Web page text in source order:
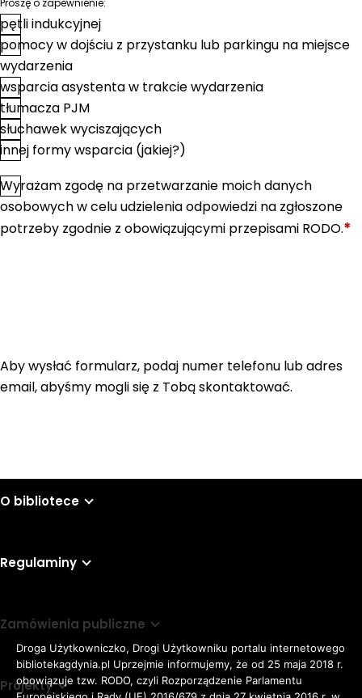
Proszę o zapewnienie:
pętli indukcyjnej
pomocy w dojściu z przystanku lub parkingu na miejsce
wydarzenia
wsparcia asystenta w trakcie wydarzenia
tłumacza PJM
słuchawek wyciszających
innej formy wsparcia (jakiej?)
Zgoda*
Wyrażam zgodę na przetwarzanie moich danych
osobowych w celu udzielenia odpowiedzi na zgłoszone
potrzeby zgodnie z obowiązującymi przepisami RODO.*
Aby wysłać formularz, podaj numer telefonu lub adres
email, abyśmy mogli się z Tobą skontaktować.
O bibliotece
Regulaminy
Zamówienia publiczne
Projekty
Droga Użytkowniczko, Drogi Użytkowniku portalu internetowego
bibliotekagdynia.pl Uprzejmie informujemy, że od 25 maja 2018 r.
obowiązuje tzw. RODO, czyli Rozporządzenie Parlamentu